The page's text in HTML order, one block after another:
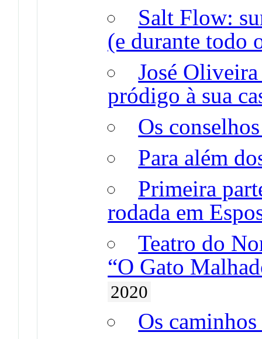
Salt Flow:
(e durante todo
José
pródigo à sua
Os
Para além
Primeira
rodada em
Teatro do
“O Gato
2020
Os